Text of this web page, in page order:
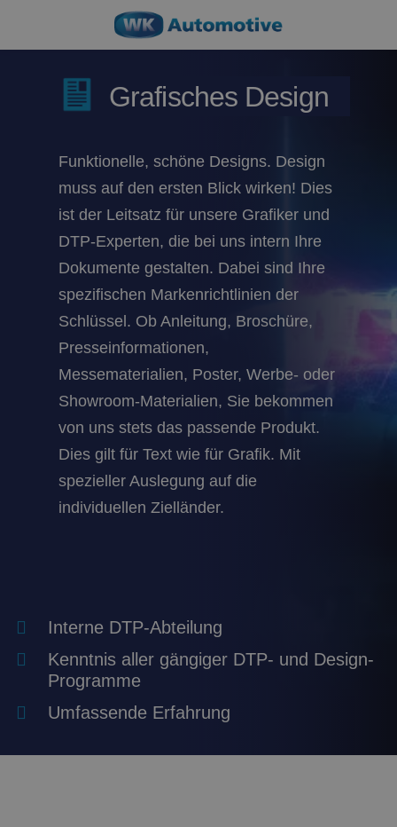
Grafisches Design
Funktionelle, schöne Designs. Design
muss auf den ersten Blick wirken! Dies
ist der Leitsatz für unsere Grafiker und
DTP-Experten, die bei uns intern Ihre
Dokumente gestalten. Dabei sind Ihre
spezifischen Markenrichtlinien der
Schlüssel. Ob Anleitung, Broschüre,
Presseinformationen,
Messematerialien, Poster, Werbe- oder
Showroom-Materialien, Sie bekommen
von uns stets das passende Produkt.
Dies gilt für Text wie für Grafik. Mit
spezieller Auslegung auf die
individuellen Zielländer.
Interne DTP-Abteilung
Kenntnis aller gängiger DTP- und Design-
Programme
Umfassende Erfahrung